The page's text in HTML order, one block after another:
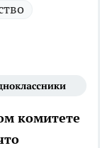
комитете